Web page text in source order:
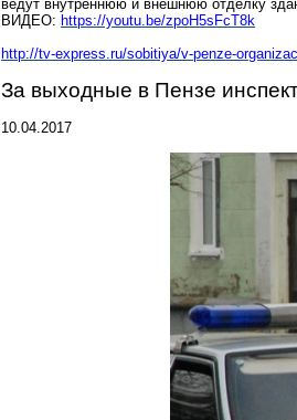
ведут внутреннюю и внешнюю отделку
ВИДЕО: https://youtu.be/zpoH5sFcT8k
http://tv-express.ru/sobitiya/v-penze-
За выходные в Пензе
10.04.2017